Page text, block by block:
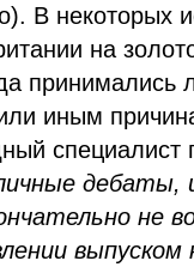
В некоторых
на
принимались
иным
специалист
дебаты,
не
выпуском